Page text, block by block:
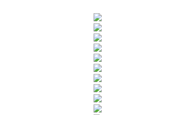
Ghost Recon: Wildlands erhält
Future Soldier kostenlos für PC
Monsters are Coming!: Tower-
NEWS
lily’s world XD: Psychologischer